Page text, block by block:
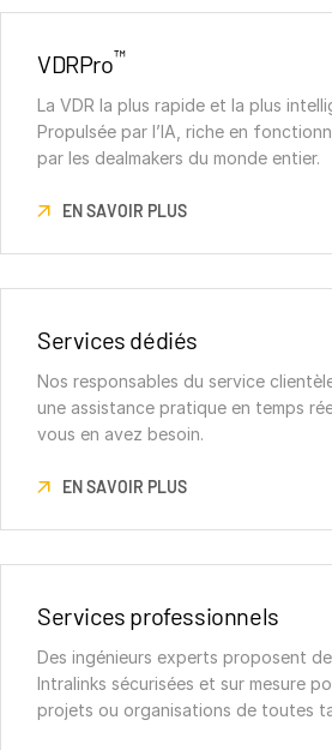
VDRPro™
La VDR la plus rapide et la plus
Propulsée par l’IA, riche en
par les dealmakers du monde entier.
EN SAVOIR PLUS
Services dédiés
Nos responsables du service
une assistance pratique en temps
vous en avez besoin.
EN SAVOIR PLUS
Services professionnels
Des ingénieurs experts proposent
Intralinks sécurisées et sur mesure
projets ou organisations de toutes